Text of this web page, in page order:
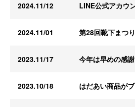
2024.11/12 LINE公式アカウ
2024.11/01 第28回靴下まつ
2023.11/17 今年は早めの感
2023.10/18 はだあい商品が